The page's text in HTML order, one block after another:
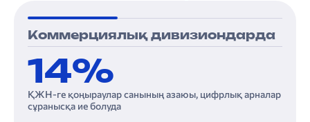
Коммерциялық дивизиондарда
14%
ҚЖН-ге қоңыраулар санының азаюы, цифрлық арналар
сұранысқа ие болуда